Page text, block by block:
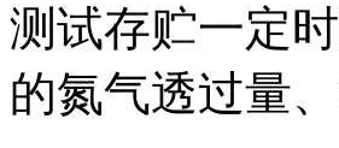
测试存贮一定
的氮气透过量